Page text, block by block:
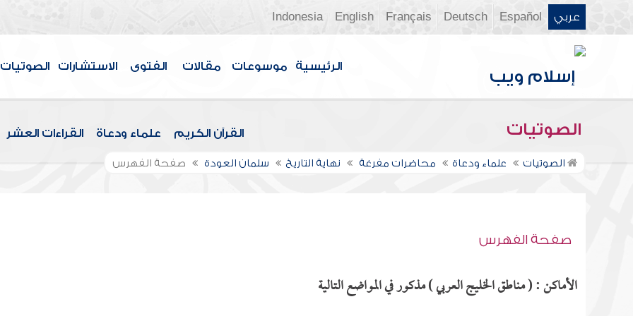
عربي Español
Deutsch
Français
English
Indonesia
الرئيسية موسوعات مقالات الفتوى الاستشارات الصوتيات
الصوتيات القرآن الكريم علماء ودعاة القراءات العشر
الصوتيات علماء ودعاة محاضرات مفرغة نهاية التاريخ سلمان العودة صفحة الفهرس
صفحة الفهرس
الأماكن : ( مناطق الخليج العربي ) مذكور في المواضع التالية